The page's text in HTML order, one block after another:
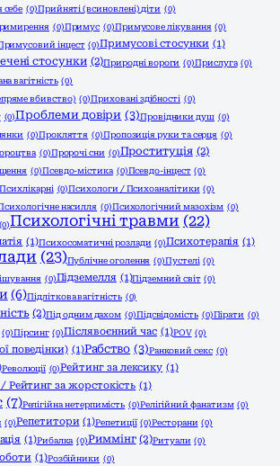
(0)Прийняті (всиновлені) діти (0)
(0)Примус (0)Примусове лікування (0)
інцест (0)Примусові стосунки (1)
стосунки (2)Природні вороги (0)Прислуга (0)
вагітність (0)
вбивство) (0)Приховані здібності (0)
(0)Проблеми довіри (3)Провідники душ (0)
(0)Прокляття (0)Пропозиція руки та серця (0)
(0)Пророчі сни (0)Проституція (2)
(0)Псевдо-містика (0)Псевдо-інцест (0)
Психлікарні (0)Психологи / Психоаналітики (0)
насилля (0)Психологічний мазохізм (0)
(0)Психологічні травми (22)
(1)Психосоматичні розлади (0)Психотерапія (1)
(23)Публічне оголення (0)Пустелі (0)
(0)Підземелля (1)Підземний світ (0)
(6)Підліткова вагітність (0)
(2)Під одним дахом (0)Підсвідомість (0)Пірати (0)
(0)Пірсинг (0)Післявоєнний час (1)РОV (0)
поведінки) (1)Рабство (3)Ранковий секс (0)
Революції (0)Рейтинг за лексику (1)
Рейтинг за жорстокість (1)
(7)Релігійна нетерпимість (0)Релігійний фанатизм (0)
(0)Репетитори (1)Репетиції (0)Ресторани (0)
(1)Рибалка (0)Риммінг (2)Ритуали (0)
(1)Розбійники (0)